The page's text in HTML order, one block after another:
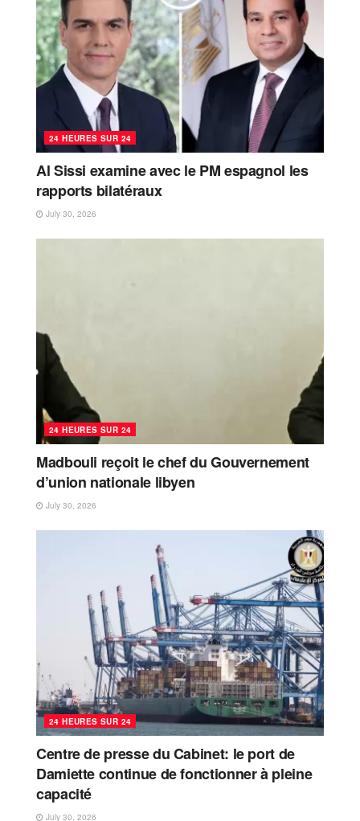
24 HEURES SUR 24
Al Sissi examine avec le PM espagnol les
rapports bilatéraux
July 30, 2026
24 HEURES SUR 24
Madbouli reçoit le chef du Gouvernement
d’union nationale libyen
July 30, 2026
24 HEURES SUR 24
Centre de presse du Cabinet: le port de
Damiette continue de fonctionner à pleine
capacité
July 30, 2026